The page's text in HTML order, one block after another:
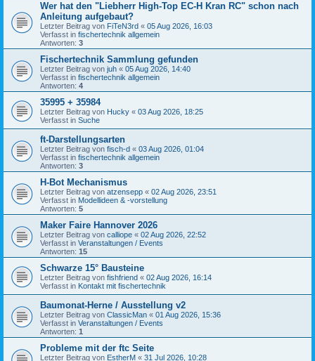
Wer hat den "Liebherr High-Top EC-H Kran RC" schon nach
Anleitung aufgebaut?
Letzter Beitrag von FiTeN3rd « 05 Aug 2026, 16:03
Verfasst in fischertechnik allgemein
Antworten: 3
Fischertechnik Sammlung gefunden
Letzter Beitrag von juh « 05 Aug 2026, 14:40
Verfasst in fischertechnik allgemein
Antworten: 4
35995 + 35984
Letzter Beitrag von Hucky « 03 Aug 2026, 18:25
Verfasst in Suche
ft-Darstellungsarten
Letzter Beitrag von fisch-d « 03 Aug 2026, 01:04
Verfasst in fischertechnik allgemein
Antworten: 3
H-Bot Mechanismus
Letzter Beitrag von atzensepp « 02 Aug 2026, 23:51
Verfasst in Modellideen & -vorstellung
Antworten: 5
Maker Faire Hannover 2026
Letzter Beitrag von calliope « 02 Aug 2026, 22:52
Verfasst in Veranstaltungen / Events
Antworten: 15
Schwarze 15° Bausteine
Letzter Beitrag von fishfriend « 02 Aug 2026, 16:14
Verfasst in Kontakt mit fischertechnik
Baumonat-Herne / Ausstellung v2
Letzter Beitrag von ClassicMan « 01 Aug 2026, 15:36
Verfasst in Veranstaltungen / Events
Antworten: 1
Probleme mit der ftc Seite
Letzter Beitrag von EstherM « 31 Jul 2026, 10:28